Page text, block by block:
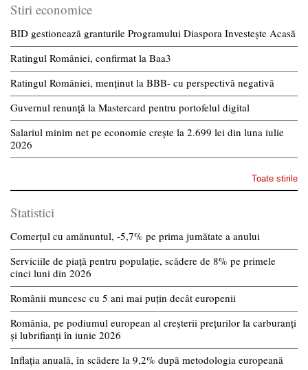
Stiri economice
BID gestionează granturile Programului Diaspora Investește Acasă
Ratingul României, confirmat la Baa3
Ratingul României, menținut la BBB- cu perspectivă negativă
Guvernul renunță la Mastercard pentru portofelul digital
Salariul minim net pe economie crește la 2.699 lei din luna iulie
2026
Toate stirile
Statistici
Comerțul cu amănuntul, -5,7% pe prima jumătate a anului
Serviciile de piață pentru populație, scădere de 8% pe primele
cinci luni din 2026
Românii muncesc cu 5 ani mai puțin decât europenii
România, pe podiumul european al creșterii prețurilor la carburanți
și lubrifianți în iunie 2026
Inflația anuală, în scădere la 9,2% după metodologia europeană